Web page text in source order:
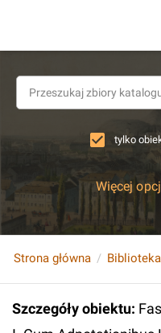
tylko
Więcej
Strona główna
Szczegóły obiektu: